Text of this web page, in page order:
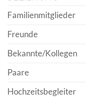
Familienmitglieder
Freunde
Bekannte/Kollegen
Paare
Hochzeitsbegleiter